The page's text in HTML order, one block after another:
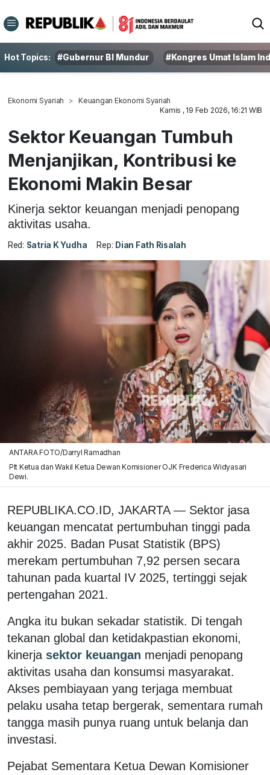
Hot Topics: #Gubernur BI Mundur #Kongres Umat Islam
Ekonomi Syariah
Keuangan Ekonomi Syariah
Kamis , 19 Feb 2026, 16:21 WIB
Sektor Keuangan Tumbuh
Menjanjikan, Kontribusi ke
Ekonomi Makin Besar
Kinerja sektor keuangan menjadi penopang
aktivitas usaha.
Red: Satria K Yudha Rep: Dian Fath Risalah
ANTARA FOTO/Darryl Ramadhan
Plt Ketua dan Wakil Ketua Dewan Komisioner OJK Frederica Widyasari
Dewi.
REPUBLIKA.CO.ID, JAKARTA — Sektor jasa
keuangan mencatat pertumbuhan tinggi pada
akhir 2025. Badan Pusat Statistik (BPS)
merekam pertumbuhan 7,92 persen secara
tahunan pada kuartal IV 2025, tertinggi sejak
pertengahan 2021.
Angka itu bukan sekadar statistik. Di tengah
tekanan global dan ketidakpastian ekonomi,
kinerja sektor keuangan menjadi penopang
aktivitas usaha dan konsumsi masyarakat.
Akses pembiayaan yang terjaga membuat
pelaku usaha tetap bergerak, sementara rumah
tangga masih punya ruang untuk belanja dan
investasi.
Pejabat Sementara Ketua Dewan Komisioner